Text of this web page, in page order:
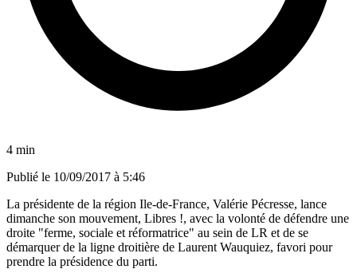
4 min
Publié le 10/09/2017 à 5:46
La présidente de la région Ile-de-France, Valérie Pécresse, lance
dimanche son mouvement, Libres !, avec la volonté de défendre une
droite "ferme, sociale et réformatrice" au sein de LR et de se
démarquer de la ligne droitière de Laurent Wauquiez, favori pour
prendre la présidence du parti.